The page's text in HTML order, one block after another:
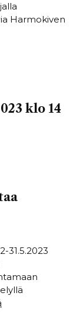
Harmokiven
klo 14
31.5.2023